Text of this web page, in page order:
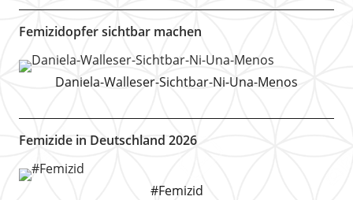
Femizidopfer sichtbar machen
Daniela-Walleser-Sichtbar-Ni-Una-Menos
Femizide in Deutschland 2026
#Femizid